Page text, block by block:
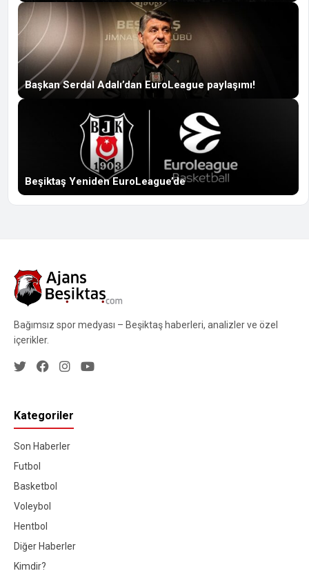
Başkan Serdal Adalı’dan EuroLeague paylaşımı!
Beşiktaş Yeniden EuroLeague’de
Bağımsız spor medyası – Beşiktaş haberleri, analizler ve özel
içerikler.
Kategoriler
Son Haberler
Futbol
Basketbol
Voleybol
Hentbol
Diğer Haberler
Kimdir?